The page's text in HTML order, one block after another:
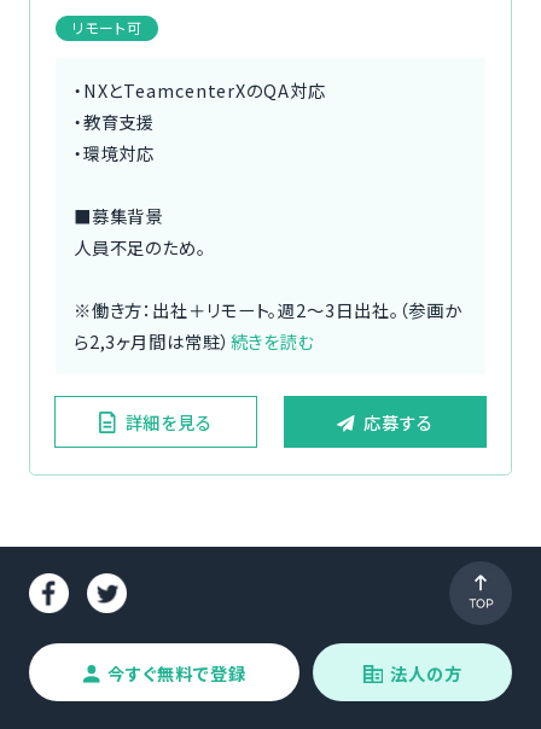
リモート可
・NXとTeamcenterXのQA対応
・教育支援
・環境対応
■募集背景
人員不足のため。
※働き方：出社＋リモート。週2〜3日出社。（参画か
ら2,3ヶ月間は常駐） 続きを読む
詳細を見る 応募する
今すぐ無料で登録 法人の方